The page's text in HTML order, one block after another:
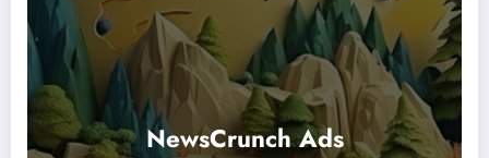
NewsCrunch Ads